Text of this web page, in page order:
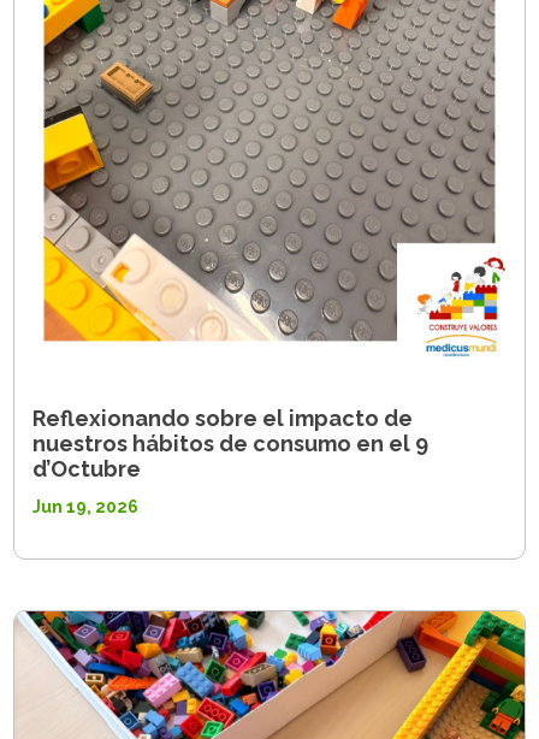
Reflexionando sobre el impacto de
nuestros hábitos de consumo en el 9
d’Octubre
Jun 19, 2026